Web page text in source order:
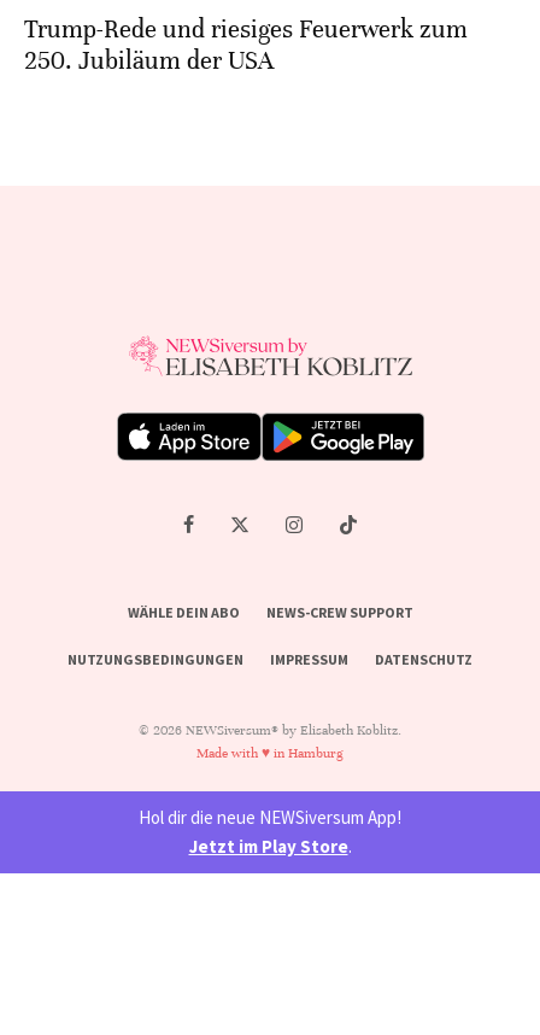
Trump-Rede und riesiges Feuerwerk zum
250. Jubiläum der USA
WÄHLE DEIN ABO NEWS-CREW SUPPORT
NUTZUNGSBEDINGUNGEN IMPRESSUM DATENSCHUTZ
© 2026 NEWSiversum® by Elisabeth Koblitz.
Made with ♥ in Hamburg
Hol dir die neue NEWSiversum App!
Jetzt im Play Store.